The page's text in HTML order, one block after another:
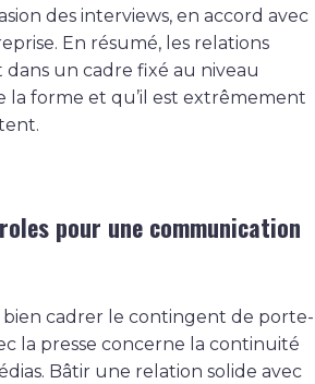
des interviews, en accord avec
En résumé, les relations
dans un cadre fixé au niveau
forme et qu’il est extrêmement
pour une communication
cadrer le contingent de porte-
la presse concerne la continuité
Bâtir une relation solide avec